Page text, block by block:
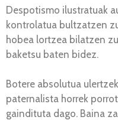
Despotismo ilustratuak
kontrolatua bultzatzen
hobea lortzea bilatzen
baketsu baten bidez.
Botere absolutua
paternalista horrek
gaindituta dago. Baina